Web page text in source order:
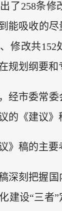
了258条修
能吸收的尽
修改共152
规划纲要和
经市委常
的《建议》
》稿的主要
深刻把握
建设“三者”